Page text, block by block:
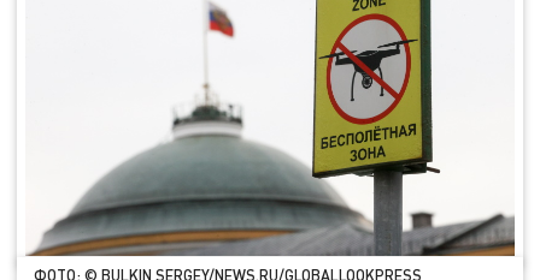
ФОТО: © BULKIN SERGEY/NEWS.RU/GLOBALLOOKPRESS